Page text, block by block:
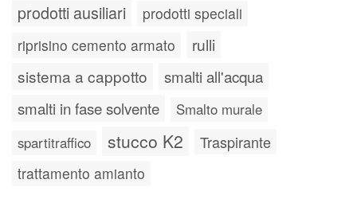
prodotti ausiliari
prodotti speciali
riprisino cemento armato
rulli
sistema a cappotto
smalti all'acqua
smalti in fase solvente
Smalto murale
spartitraffico
stucco K2 Traspirante
trattamento amianto